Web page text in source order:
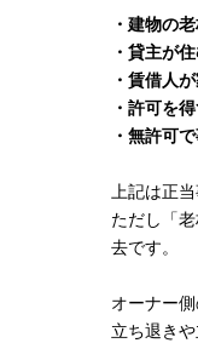
・建物の
・貸主が
・賃借人
・許可を
・無許可
上記は正
ただし「
去です。
オーナー
立ち退き